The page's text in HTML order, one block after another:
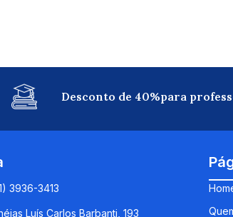
Desconto de 40%para
3936-3413
Luís Carlos Barbanti, 193